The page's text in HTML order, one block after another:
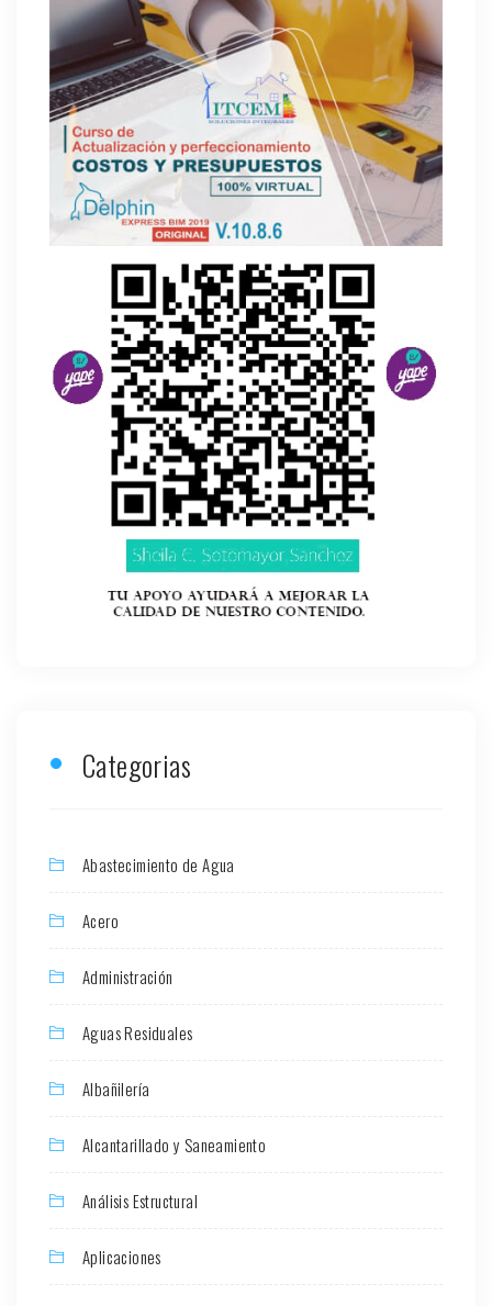
Categorias
Abastecimiento de Agua
Acero
Administración
Aguas Residuales
Albañilería
Alcantarillado y Saneamiento
Análisis Estructural
Aplicaciones